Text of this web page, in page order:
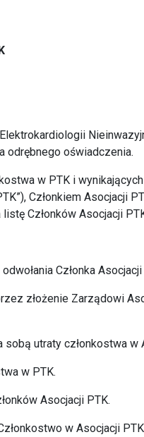
odrębnego oświadczenia.
w PTK i
Członkiem Asocjacji
Członków Asocjacji
Członka Asocjacji
złożenie Zarządowi
utraty członkostwa w
w PTK.
Asocjacji PTK.
w Asocjacji